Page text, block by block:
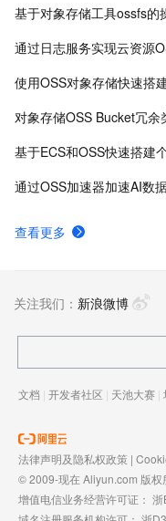
基于对象存储工具ossfs的
通过日志服务实现云资源
使用OSS对象存储快速搭
对象存储OSS Bucket冗余
基于ECS和OSS快速搭建
通过OSS加速器加速AI数
查看更多
关注我们： 新浪微博
文档 | 开发者社区 | 天池大赛 |
法律声明及隐私权政策 |
© 2009-现在 Aliyun.com 版权
增值电信业务经营许可证： 浙